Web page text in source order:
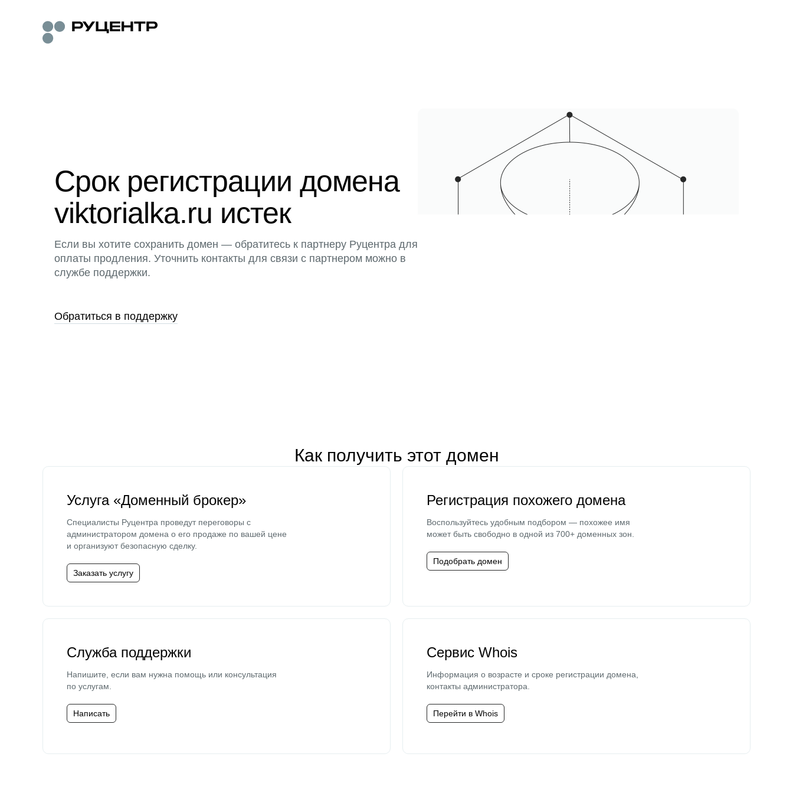
Срок регистрации домена
viktorialka.ru истек
Если вы хотите сохранить домен — обратитесь к партнеру Руцентра для
оплаты продления. Уточнить контакты для связи с партнером можно в
службе поддержки.
Обратиться в поддержку
Как получить этот домен
Услуга «Доменный брокер»
Специалисты Руцентра проведут переговоры с
администратором домена о его продаже по вашей цене
и организуют безопасную сделку.
Заказать услугу
Регистрация похожего домена
Воспользуйтесь удобным подбором — похожее имя
может быть свободно в одной из 700+ доменных зон.
Подобрать домен
Служба поддержки
Напишите, если вам нужна помощь или консультация
по услугам.
Написать
Сервис Whois
Информация о возрасте и сроке регистрации домена,
контакты администратора.
Перейти в Whois